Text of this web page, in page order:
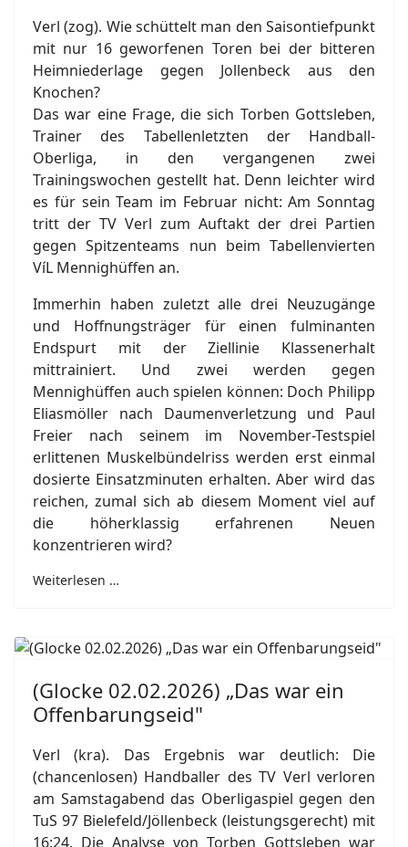
Verl (zog). Wie schüttelt man den Saisontiefpunkt
mit nur 16 geworfenen Toren bei der bitteren
Heimniederlage gegen Jollenbeck aus den
Knochen?
Das war eine Frage, die sich Torben Gottsleben,
Trainer des Tabellenletzten der Handball-
Oberliga, in den vergangenen zwei
Trainingswochen gestellt hat. Denn leichter wird
es für sein Team im Februar nicht: Am Sonntag
tritt der TV Verl zum Auftakt der drei Partien
gegen Spitzenteams nun beim Tabellenvierten
VíL Mennighüffen an.
Immerhin haben zuletzt alle drei Neuzugänge
und Hoffnungsträger für einen fulminanten
Endspurt mit der Ziellinie Klassenerhalt
mittrainiert. Und zwei werden gegen
Mennighüffen auch spielen können: Doch Philipp
Eliasmöller nach Daumenverletzung und Paul
Freier nach seinem im November-Testspiel
erlittenen Muskelbündelriss werden erst einmal
dosierte Einsatzminuten erhalten. Aber wird das
reichen, zumal sich ab diesem Moment viel auf
die höherklassig erfahrenen Neuen
konzentrieren wird?
Weiterlesen …
(Glocke 02.02.2026) „Das war ein
Offenbarungseid"
Verl (kra). Das Ergebnis war deutlich: Die
(chancenlosen) Handballer des TV Verl verloren
am Samstagabend das Oberligaspiel gegen den
TuS 97 Bielefeld/Jöllenbeck (leistungsgerecht) mit
16:24. Die Analyse von Torben Gottsleben war